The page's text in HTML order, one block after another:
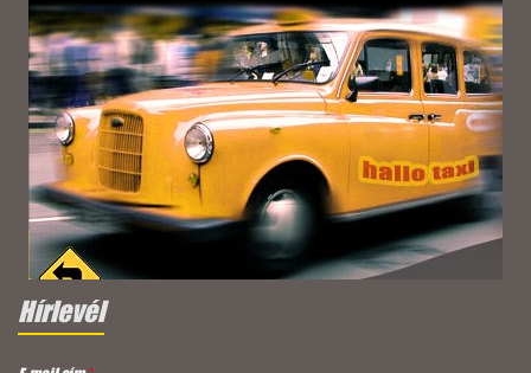
Hírlevél